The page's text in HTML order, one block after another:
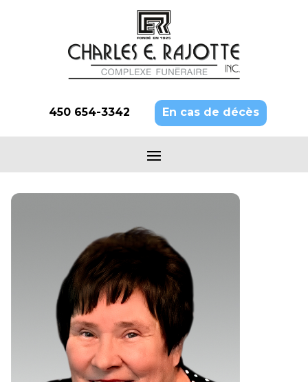
450 654-3342 En cas de décès